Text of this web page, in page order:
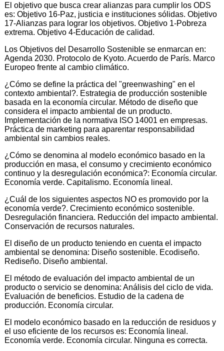
El objetivo que busca crear alianzas para cumplir los ODS
es: Objetivo 16-Paz, justicia e instituciones sólidas. Objetivo
17-Alianzas para lograr los objetivos. Objetivo 1-Pobreza
extrema. Objetivo 4-Educación de calidad.
Los Objetivos del Desarrollo Sostenible se enmarcan en:
Agenda 2030. Protocolo de Kyoto. Acuerdo de París. Marco
Europeo frente al cambio climático.
¿Cómo se define la práctica del "greenwashing" en el
contexto ambiental?. Estrategia de producción sostenible
basada en la economía circular. Método de diseño que
considera el impacto ambiental de un producto.
Implementación de la normativa ISO 14001 en empresas.
Práctica de marketing para aparentar responsabilidad
ambiental sin cambios reales.
¿Cómo se denomina al modelo económico basado en la
producción en masa, el consumo y crecimiento económico
continuo y la desregulación económica?: Economía circular.
Economía verde. Capitalismo. Economía lineal.
¿Cuál de los siguientes aspectos NO es promovido por la
economía verde?. Crecimiento económico sostenible.
Desregulación financiera. Reducción del impacto ambiental.
Conservación de recursos naturales.
El diseño de un producto teniendo en cuenta el impacto
ambiental se denomina: Diseño sostenible. Ecodiseño.
Rediseño. Diseño ambiental.
El método de evaluación del impacto ambiental de un
producto o servicio se denomina: Análisis del ciclo de vida.
Evaluación de beneficios. Estudio de la cadena de
producción. Economía circular.
El modelo económico basado en la reducción de residuos y
el uso eficiente de los recursos es: Economía lineal.
Economía verde. Economía circular. Ninguna es correcta.